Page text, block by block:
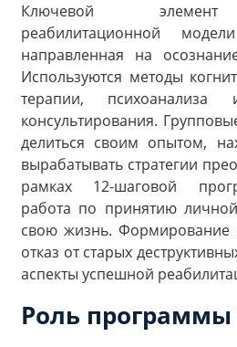
Ключевой элемент
реабилитационной
направленная на
Используются методы
терапии, психоанализа
консультирования.
делиться своим опытом,
вырабатывать стратегии
рамках 12-шаговой
работа по принятию личной
свою жизнь. Формирование
отказ от старых
аспекты успешной
Роль программы